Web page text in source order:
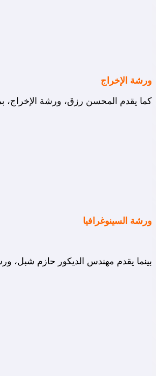
ورشة الإخراج
كما يقدم المحسن رزق، ورشة الإخراج،
ورشة السينوغرافيا
بينما يقدم مهندس الديكور حازم شبل،